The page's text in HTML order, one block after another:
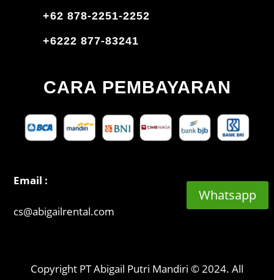
+62 878-2251-2252
+6222 877-83241
CARA PEMBAYARAN
Email :
cs@abigailrental.com
Copyright PT Abigail Putri Mandiri © 2024. All
Whatsapp